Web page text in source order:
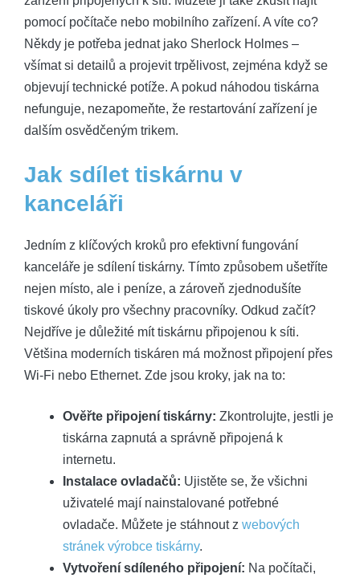
pomocí počítače nebo mobilního zařízení. A víte co?
Někdy je potřeba jednat jako Sherlock Holmes –
všímat si detailů a projevit trpělivost, zejména když se
objevují technické potíže. A pokud náhodou tiskárna
nefunguje, nezapomeňte, že restartování zařízení je
dalším osvědčeným trikem.
Jak sdílet tiskárnu v
kanceláři
Jedním z klíčových kroků pro efektivní fungování
kanceláře je sdílení tiskárny. Tímto způsobem ušetříte
nejen místo, ale i peníze, a zároveň zjednodušíte
tiskové úkoly pro všechny pracovníky. Odkud začít?
Nejdříve je důležité mít tiskárnu připojenou k síti.
Většina moderních tiskáren má možnost připojení přes
Wi-Fi nebo Ethernet. Zde jsou kroky, jak na to:
Ověřte připojení tiskárny: Zkontrolujte, jestli je
tiskárna zapnutá a správně připojená k
internetu.
Instalace ovladačů: Ujistěte se, že všichni
uživatelé mají nainstalované potřebné
ovladače. Můžete je stáhnout z webových
stránek výrobce tiskárny.
Vytvoření sdíleného připojení: Na počítači,